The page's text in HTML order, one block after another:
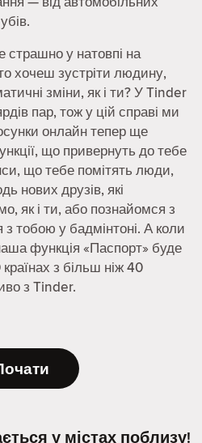
страшно у натовпі на
хочеш зустріти людину,
зміни, як і ти? У Tinder
пар, тож у цій справі ми
онлайн тепер ще
що привернуть до тебе
що тебе помітять люди,
нових друзів, які
як і ти, або познайомся з
з тобою у бадмінтоні. А коли
функція «Паспорт» буде
з більш ніж 40
з Tinder.
у містах поблизу!